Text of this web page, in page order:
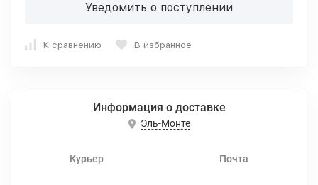
Уведомить о поступлении
К сравнению В избранное
Информация о доставке
Эль-Монте
Курьер Почта